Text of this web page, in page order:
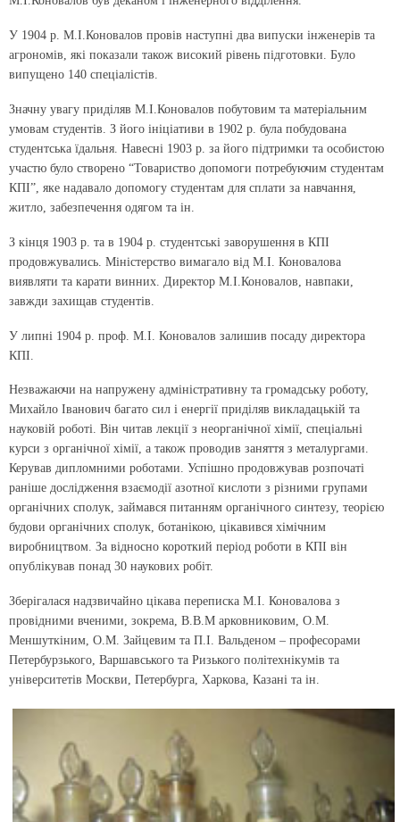
У 1904 р. М.І.Коновалов провів наступні два випуски інженерів та
агрономів, які показали також високий рівень підготовки. Було
випущено 140 спеціалістів.
Значну увагу приділяв М.І.Коновалов побутовим та матеріальним
умовам студентів. З його ініціативи в 1902 р. була побудована
студентська їдальня. Навесні 1903 р. за його підтримки та особистою
участю було створено “Товариство допомоги потребуючим студентам
КПІ”, яке надавало допомогу студентам для сплати за навчання,
житло, забезпечення одягом та ін.
З кінця 1903 р. та в 1904 р. студентські заворушення в КПІ
продовжувались. Міністерство вимагало від М.І. Коновалова
виявляти та карати винних. Директор М.І.Коновалов, навпаки,
завжди захищав студентів.
У липні 1904 р. проф. М.І. Коновалов залишив посаду директора
КПІ.
Незважаючи на напружену адміністративну та громадську роботу,
Михайло Іванович багато сил і енергії приділяв викладацькій та
науковій роботі. Він читав лекції з неорганічної хімії, спеціальні
курси з органічної хімії, а також проводив заняття з металургами.
Керував дипломними роботами. Успішно продовжував розпочаті
раніше дослідження взаємодії азотної кислоти з різними групами
органічних сполук, займався питанням органічного синтезу, теорією
будови органічних сполук, ботанікою, цікавився хімічним
виробництвом. За відносно короткий період роботи в КПІ він
опублікував понад 30 наукових робіт.
Зберігалася надзвичайно цікава переписка М.І. Коновалова з
провідними вченими, зокрема, В.В.М арковниковим, О.М.
Меншуткіним, О.М. Зайцевим та П.І. Вальденом – професорами
Петербурзького, Варшавського та Ризького політехнікумів та
університетів Москви, Петербурга, Харкова, Казані та ін.